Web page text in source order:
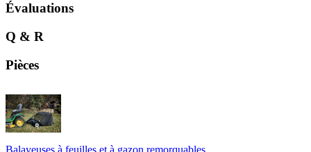
Évaluations
Q & R
Pièces